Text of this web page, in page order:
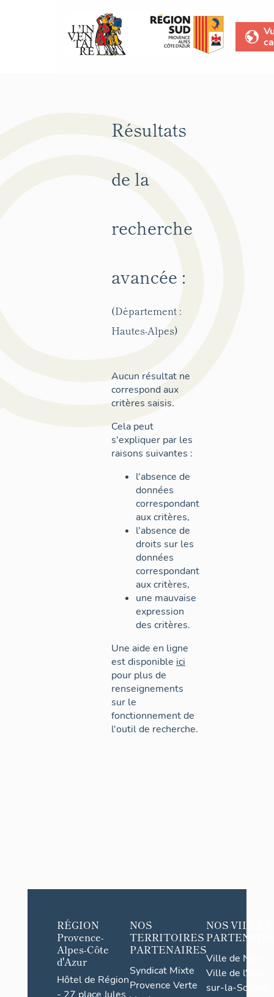
Résultats
de la
recherche
avancée :
(Département :
Hautes-Alpes)
Aucun résultat ne
correspond aux
critères saisis.
Cela peut
s'expliquer par les
raisons suivantes :
l'absence de
données
correspondant
aux critères,
l'absence de
droits sur les
données
correspondant
aux critères,
une mauvaise
expression
des critères.
Une aide en ligne
est disponible ici
pour plus de
renseignements
sur le
fonctionnement de
l'outil de recherche.
RÉGION
Provence-
Alpes-Côte
d'Azur
Hôtel de Région
NOS
TERRITOIRES
PARTENAIRES
Syndicat Mixte
Provence Verte
NOS VILLES
Ville de Nice
Ville de l'Isle-
sur-la-Sorgue